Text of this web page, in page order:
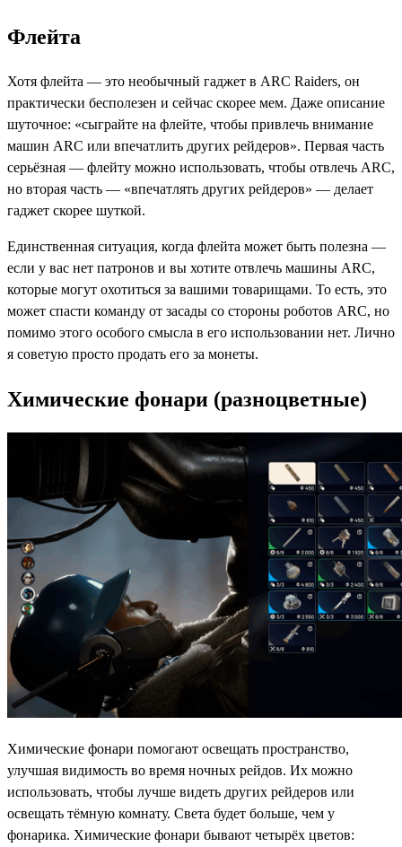
Флейта
Хотя флейта — это необычный гаджет в ARC Raiders, он
практически бесполезен и сейчас скорее мем. Даже описание
шуточное: «сыграйте на флейте, чтобы привлечь внимание
машин ARC или впечатлить других рейдеров». Первая часть
серьёзная — флейту можно использовать, чтобы отвлечь ARC,
но вторая часть — «впечатлять других рейдеров» — делает
гаджет скорее шуткой.
Единственная ситуация, когда флейта может быть полезна —
если у вас нет патронов и вы хотите отвлечь машины ARC,
которые могут охотиться за вашими товарищами. То есть, это
может спасти команду от засады со стороны роботов ARC, но
помимо этого особого смысла в его использовании нет. Лично
я советую просто продать его за монеты.
Химические фонари (разноцветные)
Химические фонари помогают освещать пространство,
улучшая видимость во время ночных рейдов. Их можно
использовать, чтобы лучше видеть других рейдеров или
освещать тёмную комнату. Света будет больше, чем у
фонарика. Химические фонари бывают четырёх цветов: